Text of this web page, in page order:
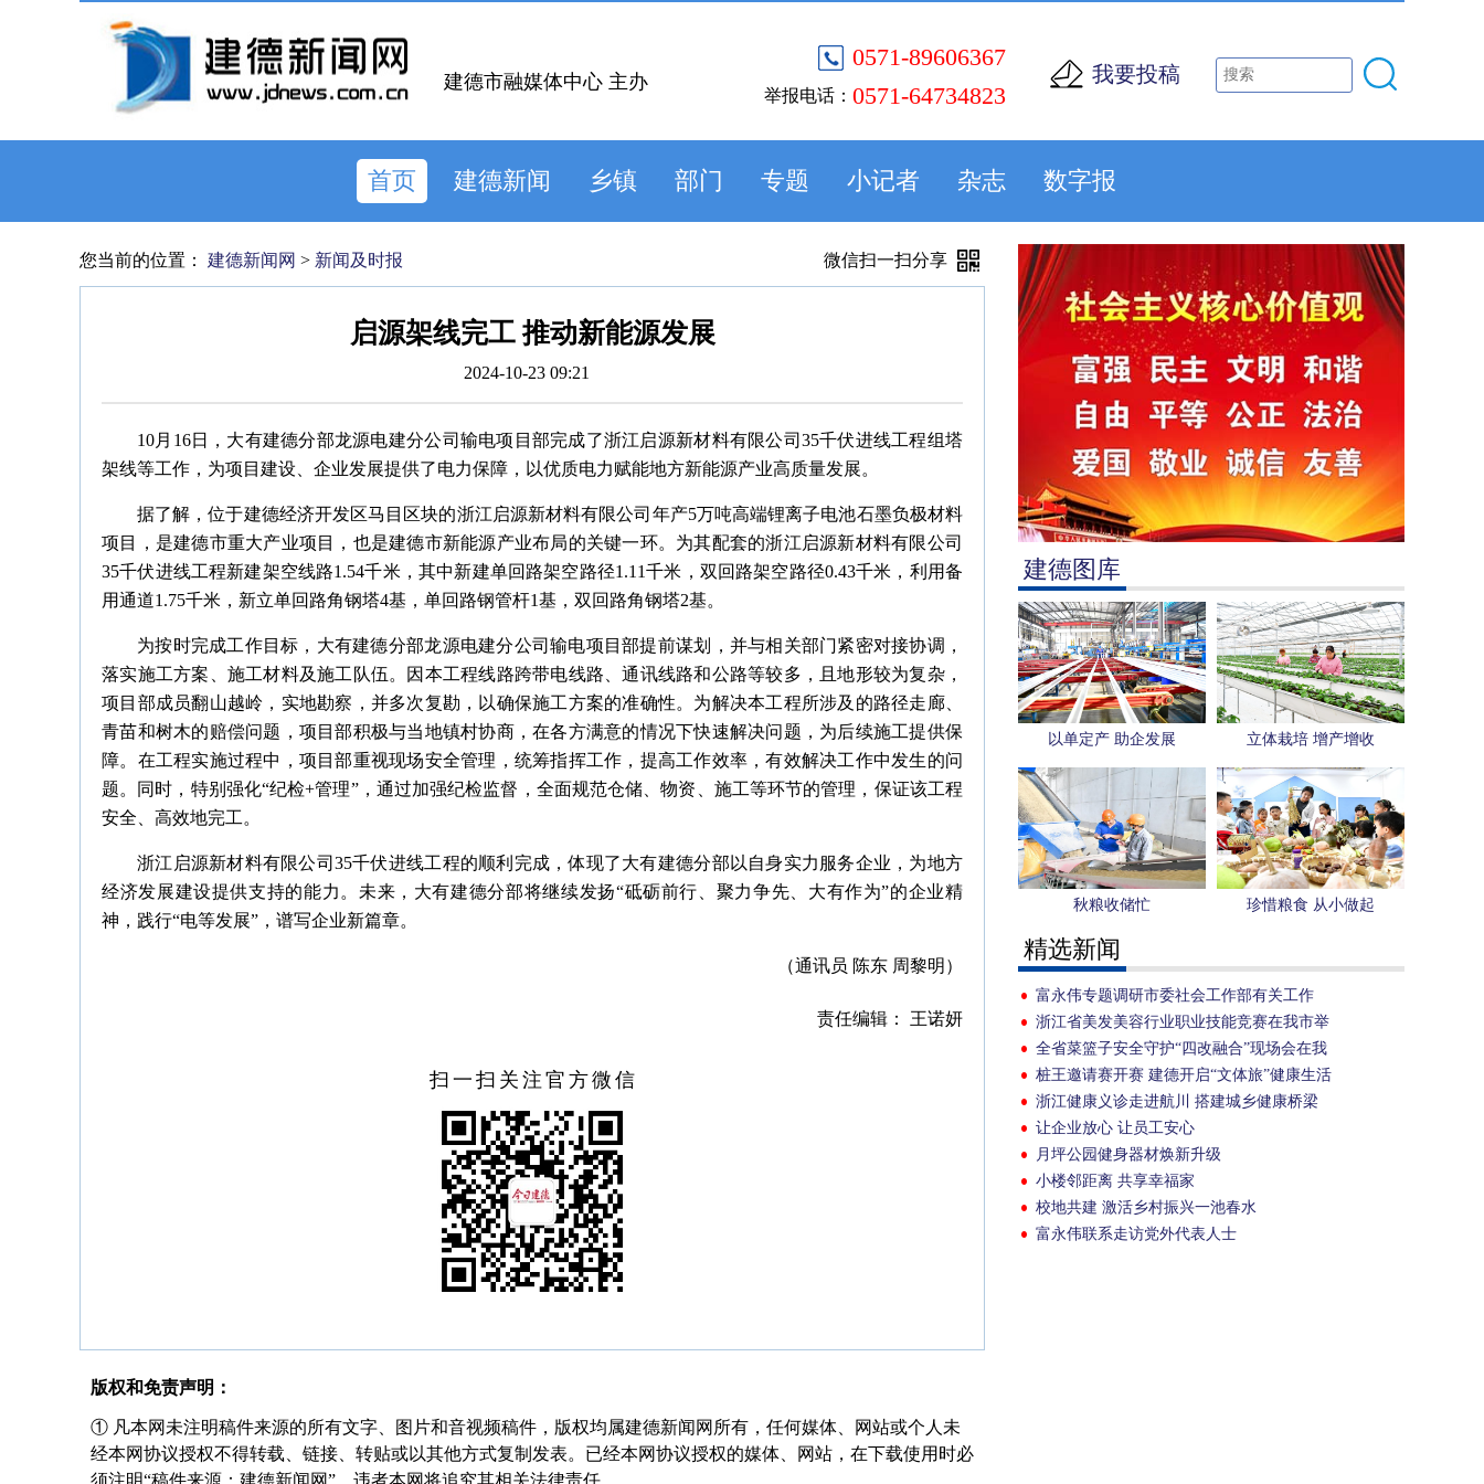
0571-89606367
举报电话： 0571-64734823
我要投稿
建德市融媒体中心 主办
首页 建德新闻 乡镇 部门 专题 小记者 杂志 数字报
建德图库
以单定产 助企发展 立体栽培 增产增收
秋粮收储忙 珍惜粮食 从小做起
精选新闻
富永伟专题调研市委社会工作部有关工作
浙江省美发美容行业职业技能竞赛在我市举
行
全省菜篮子安全守护“四改融合”现场会在我
市召开
桩王邀请赛开赛 建德开启“文体旅”健康生活
新尝试
浙江健康义诊走进航川 搭建城乡健康桥梁
让企业放心 让员工安心
月坪公园健身器材焕新升级
小楼邻距离 共享幸福家
校地共建 激活乡村振兴一池春水
富永伟联系走访党外代表人士
您当前的位置： 建德新闻网 > 新闻及时报 微信扫一扫分享
启源架线完工 推动新能源发展
2024-10-23 09:21
10月16日，大有建德分部龙源电建分公司输电项目部完成了浙江启源新材料有限公司35千伏进线工程组塔
架线等工作，为项目建设、企业发展提供了电力保障，以优质电力赋能地方新能源产业高质量发展。
据了解，位于建德经济开发区马目区块的浙江启源新材料有限公司年产5万吨高端锂离子电池石墨负极材料
项目，是建德市重大产业项目，也是建德市新能源产业布局的关键一环。为其配套的浙江启源新材料有限公司
35千伏进线工程新建架空线路1.54千米，其中新建单回路架空路径1.11千米，双回路架空路径0.43千米，利用备
用通道1.75千米，新立单回路角钢塔4基，单回路钢管杆1基，双回路角钢塔2基。
为按时完成工作目标，大有建德分部龙源电建分公司输电项目部提前谋划，并与相关部门紧密对接协调，
落实施工方案、施工材料及施工队伍。因本工程线路跨带电线路、通讯线路和公路等较多，且地形较为复杂，
项目部成员翻山越岭，实地勘察，并多次复勘，以确保施工方案的准确性。为解决本工程所涉及的路径走廊、
青苗和树木的赔偿问题，项目部积极与当地镇村协商，在各方满意的情况下快速解决问题，为后续施工提供保
障。在工程实施过程中，项目部重视现场安全管理，统筹指挥工作，提高工作效率，有效解决工作中发生的问
题。同时，特别强化“纪检+管理”，通过加强纪检监督，全面规范仓储、物资、施工等环节的管理，保证该工程
安全、高效地完工。
浙江启源新材料有限公司35千伏进线工程的顺利完成，体现了大有建德分部以自身实力服务企业，为地方
经济发展建设提供支持的能力。未来，大有建德分部将继续发扬“砥砺前行、聚力争先、大有作为”的企业精
神，践行“电等发展”，谱写企业新篇章。
（通讯员 陈东 周黎明）
责任编辑： 王诺妍
扫一扫关注官方微信
版权和免责声明：
① 凡本网未注明稿件来源的所有文字、图片和音视频稿件，版权均属建德新闻网所有，任何媒体、网站或个人未
经本网协议授权不得转载、链接、转贴或以其他方式复制发表。已经本网协议授权的媒体、网站，在下载使用时必
须注明“稿件来源：建德新闻网”，违者本网将追究其相关法律责任。